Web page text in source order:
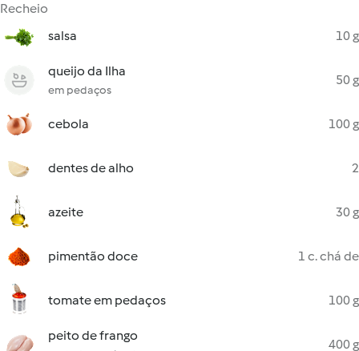
Recheio
salsa
10 g
queijo da Ilha
em pedaços
50 g
cebola 100 g
dentes de alho 2
azeite 30 g
pimentão doce 1 c. chá de
tomate em pedaços 100 g
peito de frango
400 g